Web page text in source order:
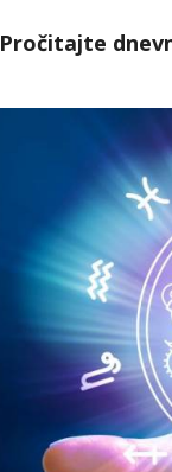
Pročitajte